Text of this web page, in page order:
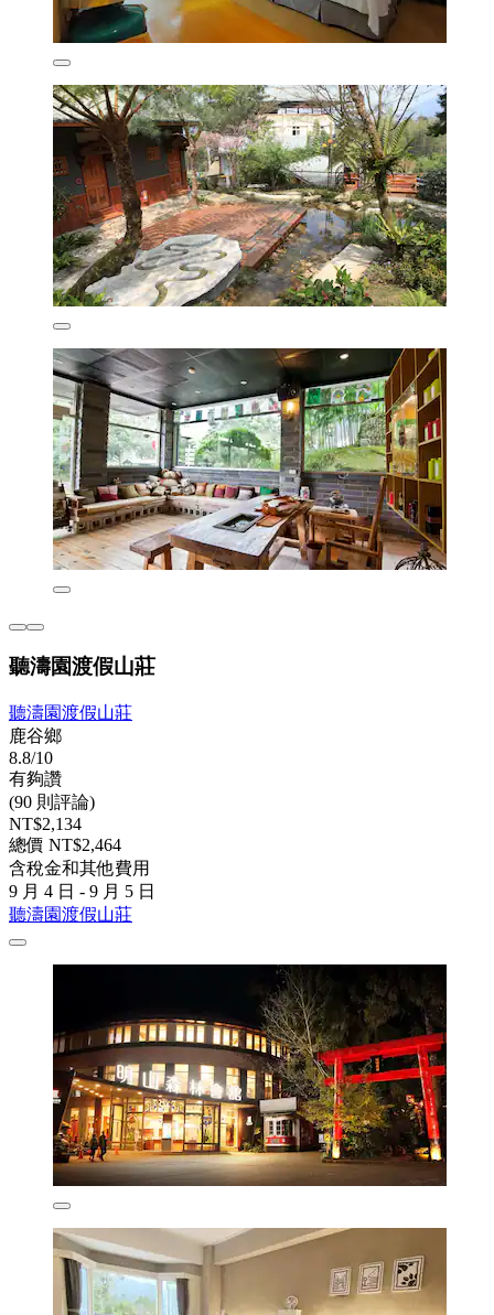
聽濤園渡假山莊
聽濤園渡假山莊
鹿谷鄉
8.8/10
有夠讚
(90 則評論)
NT$2,134
總價 NT$2,464
含稅金和其他費用
9 月 4 日 - 9 月 5 日
聽濤園渡假山莊